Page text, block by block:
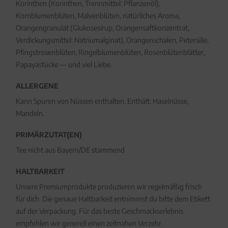
Korinthen (Korinthen, Trennmittel: Pflanzenöl),
Kornblumenblüten, Malvenblüten, natürliches Aroma,
Orangengranulat (Glukosesirup, Orangensaftkonzentrat,
Verdickungsmittel: Natriumalginat), Orangenschalen, Petersilie,
Pfingstrosenblüten, Ringelblumenblüten, Rosenblütenblätter,
Papayastücke — und viel Liebe.
ALLERGENE
Kann Spuren von Nüssen enthalten. Enthält: Haselnüsse,
Mandeln.
PRIMÄRZUTAT(EN)
Tee nicht aus Bayern/DE stammend
HALTBARKEIT
Unsere Premiumprodukte produzieren wir regelmäßig frisch
für dich. Die genaue Haltbarkeit entnimmst du bitte dem Etikett
auf der Verpackung. Für das beste Geschmackserlebnis
empfehlen wir generell einen zeitnahen Verzehr.